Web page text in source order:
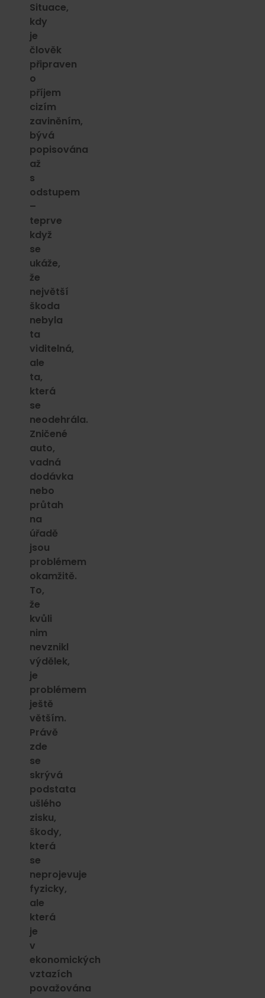
Situace,
kdy
je
člověk
připraven
o
příjem
cizím
zaviněním,
bývá
popisována
až
s
odstupem
–
teprve
když
se
ukáže,
že
největší
škoda
nebyla
ta
viditelná,
ale
ta,
která
se
neodehrála.
Zničené
auto,
vadná
dodávka
nebo
průtah
na
úřadě
jsou
problémem
okamžitě.
To,
že
kvůli
nim
nevznikl
výdělek,
je
problémem
ještě
větším.
Právě
zde
se
skrývá
podstata
ušlého
zisku,
škody,
která
se
neprojevuje
fyzicky,
ale
která
je
v
ekonomických
vztazích
považována